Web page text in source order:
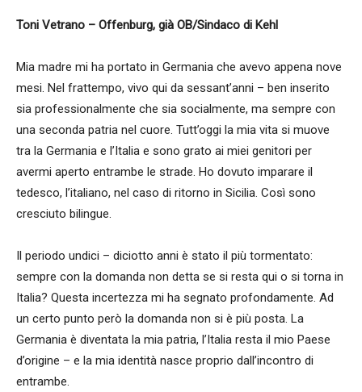
Toni Vetrano – Offenburg, già OB/Sindaco di Kehl
Mia madre mi ha portato in Germania che avevo appena nove
mesi. Nel frattempo, vivo qui da sessant’anni – ben inserito
sia professionalmente che sia socialmente, ma sempre con
una seconda patria nel cuore. Tutt’oggi la mia vita si muove
tra la Germania e l’Italia e sono grato ai miei genitori per
avermi aperto entrambe le strade. Ho dovuto imparare il
tedesco, l’italiano, nel caso di ritorno in Sicilia. Così sono
cresciuto bilingue.
Il periodo undici – diciotto anni è stato il più tormentato:
sempre con la domanda non detta se si resta qui o si torna in
Italia? Questa incertezza mi ha segnato profondamente. Ad
un certo punto però la domanda non si è più posta. La
Germania è diventata la mia patria, l’Italia resta il mio Paese
d’origine – e la mia identità nasce proprio dall’incontro di
entrambe.